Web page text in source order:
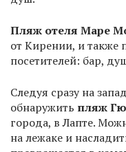
Пляж отеля Маре
от Кирении, и также
посетителей: бар,
Следуя сразу на
обнаружить пляж
города, в Лапте.
на лежаке и